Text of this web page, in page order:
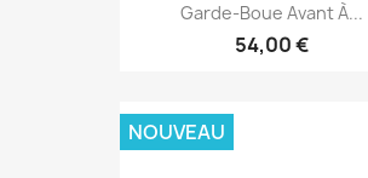
Garde-Boue Avant À...
54,00 €
NOUVEAU